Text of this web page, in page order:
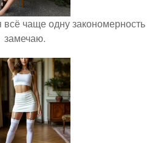
чаще одну закономерность
замечаю.